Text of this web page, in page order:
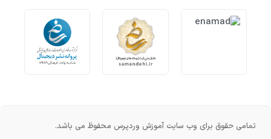
تمامی حقوق برای وب سایت آموزش وردپرس محفوظ می باشد.